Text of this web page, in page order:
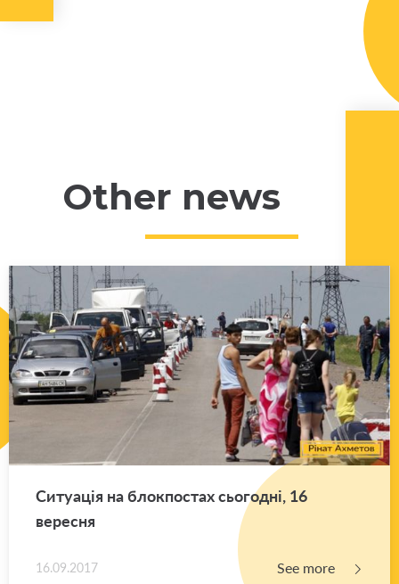
Other news
Ситуація на блокпостах сьогодні, 16
вересня
16.09.2017 See more